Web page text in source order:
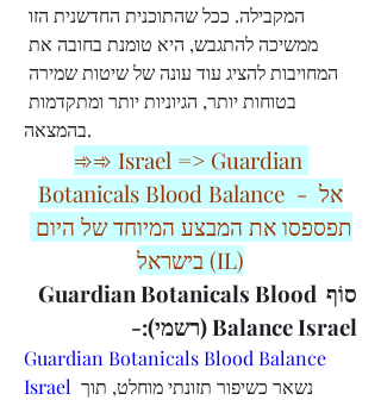
בהמצאה.
➾➾ Israel => Guardian
Botanicals Blood Balance  - אל
בישראל (IL)
סוֹף Guardian Botanicals Blood
Balance Israel (רשמי):-
Guardian Botanicals Blood Balance
Israel